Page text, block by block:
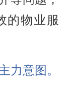
的物业服
力意图。